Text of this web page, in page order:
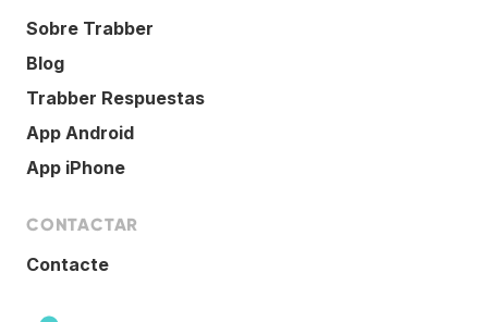
Sobre Trabber
Blog
Trabber Respuestas
App Android
App iPhone
CONTACTAR
Contacte